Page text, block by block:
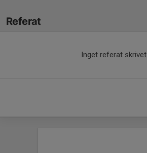
Referat
Inget referat skrivet